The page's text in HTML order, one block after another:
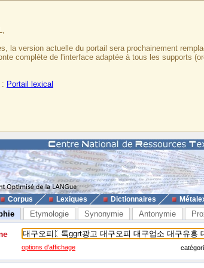
la version actuelle du portail sera prochainement
complète de l'interface adaptée à tous les supports
: Portail lexical
Corpus Lexiques Dictionnaires
Etymologie Synonymie Antonymie
options d'affichage